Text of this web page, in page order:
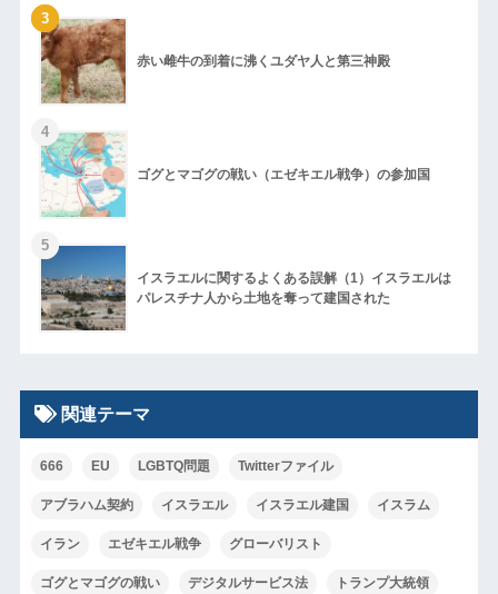
3
赤い雌牛の到着に沸くユダヤ人と第三神殿
4
ゴグとマゴグの戦い（エゼキエル戦争）の参加国
5
イスラエルに関するよくある誤解（1）イスラエルは
パレスチナ人から土地を奪って建国された
関連テーマ
666 EU LGBTQ問題 Twitterファイル
アブラハム契約 イスラエル イスラエル建国 イスラム
イラン エゼキエル戦争 グローバリスト
ゴグとマゴグの戦い デジタルサービス法 トランプ大統領